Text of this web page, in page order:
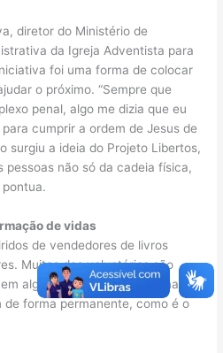
diretor do Ministério de
da Igreja Adventista para
foi uma forma de colocar
o próximo. “Sempre que
penal, algo me dizia que eu
cumprir a ordem de Jesus de
surgiu a ideia do Projeto Libertos,
pessoas não só da cadeia física,
pontua.
de vidas
de vendedores de livros
Muitos dos voluntários são
alguns períodos do ano, mas
de forma permanente, como é o